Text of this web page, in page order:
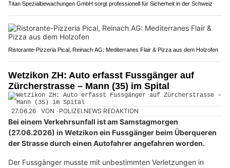
Titan Spezialbewachungen GmbH sorgt professionell für Sicherheit in der Schweiz
Ristorante-Pizzeria Pical, Reinach AG: Mediterranes Flair & Pizza aus dem Holzofen
Wetzikon ZH: Auto erfasst Fussgänger auf
Zürcherstrasse – Mann (35) im Spital
27.06.26 VON POLIZEI.NEWS REDAKTION
Bei einem Verkehrsunfall ist am Samstagmorgen
(27.06.2026) in Wetzikon ein Fussgänger beim Überqueren
der Strasse durch einen Autofahrer angefahren worden.
Der Fussgänger musste mit unbestimmten Verletzungen in